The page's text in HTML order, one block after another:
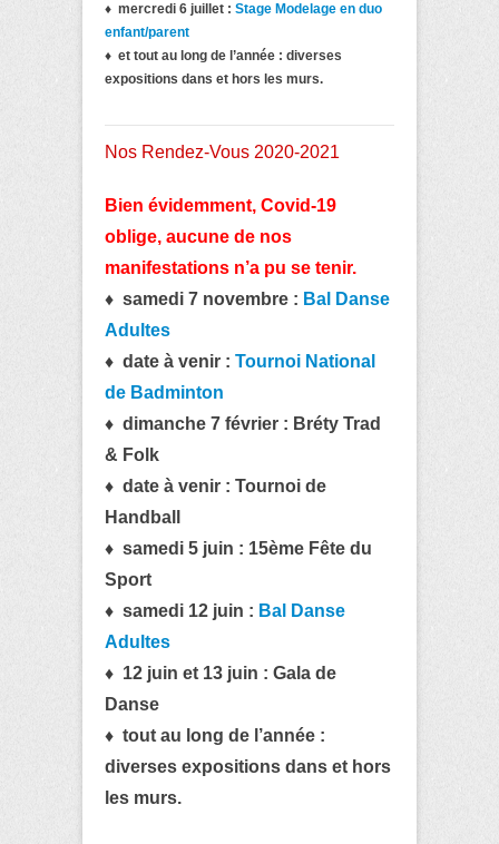
♦ mercredi 6 juillet : Stage Modelage en duo
enfant/parent
♦ et tout au long de l’année : diverses
expositions dans et hors les murs.
Nos Rendez-Vous 2020-2021
Bien évidemment, Covid-19
oblige, aucune de nos
manifestations n’a pu se tenir.
♦ samedi 7 novembre : Bal Danse
Adultes
♦ date à venir : Tournoi National
de Badminton
♦ dimanche 7 février : Bréty Trad
& Folk
♦ date à venir : Tournoi de
Handball
♦ samedi 5 juin : 15ème Fête du
Sport
♦ samedi 12 juin : Bal Danse
Adultes
♦ 12 juin et 13 juin : Gala de
Danse
♦ tout au long de l’année :
diverses expositions dans et hors
les murs.